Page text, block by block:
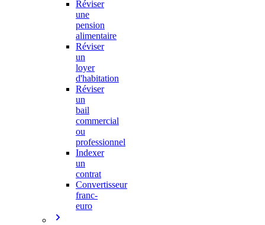
Réviser
une
pension
alimentaire
Réviser
un
loyer
d'habitation
Réviser
un
bail
commercial
ou
professionnel
Indexer
un
contrat
Convertisseur
franc-
euro